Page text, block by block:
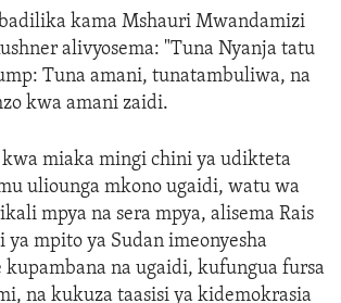
kama Mshauri Mwandamizi
alivyosema: "Tuna Nyanja tatu
Tuna amani, tunatambuliwa, na
kwa amani zaidi.
kwa miaka mingi chini ya udikteta
uliounga mkono ugaidi, watu wa
mpya na sera mpya, alisema Rais
mpito ya Sudan imeonyesha
na ugaidi, kufungua fursa
na kukuza taasisi ya kidemokrasia